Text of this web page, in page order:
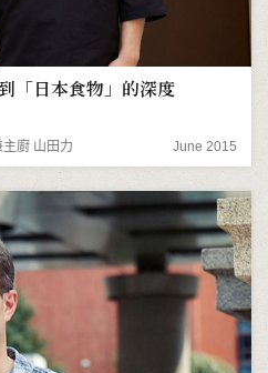
「日本食物」的深度
廚 山田力 June 2015